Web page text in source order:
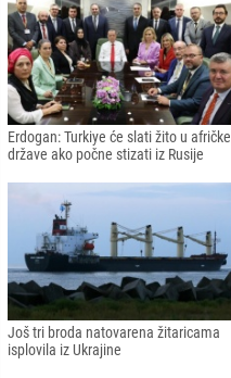
Erdogan: Turkiye će slati žito u afričke
države ako počne stizati iz Rusije
Još tri broda natovarena žitaricama
isplovila iz Ukrajine